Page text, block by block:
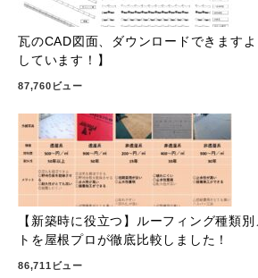
瓦のCAD図面、ダウンロードできます
しています！】
87,760ビュー
【新築時に役立つ】ルーフィング種類
トを屋根プロが徹底比較しました！
86,711ビュー